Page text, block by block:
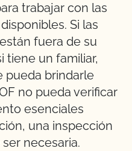
trabajar con las
Si las
fuera de su
tiene un familiar,
pueda brindarle
no pueda verificar
esenciales
una inspección
necesaria.